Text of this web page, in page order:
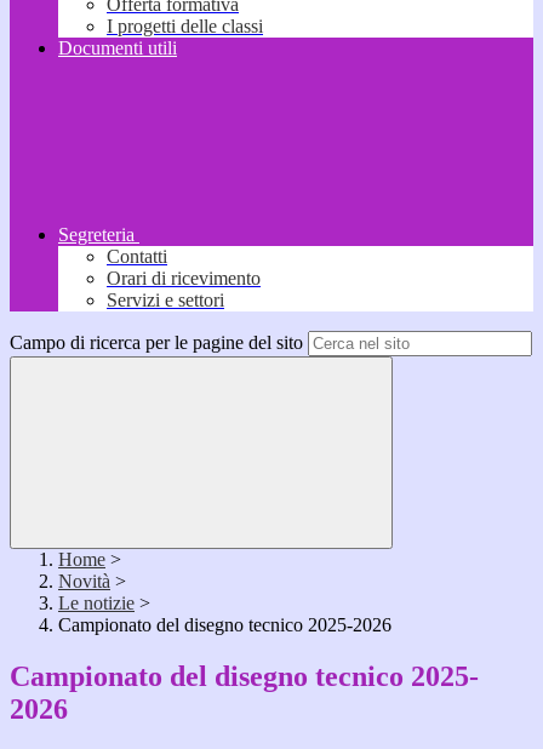
Offerta formativa
I progetti delle classi
Documenti utili
Segreteria
Contatti
Orari di ricevimento
Servizi e settori
Campo di ricerca per le pagine del sito
Home >
Novità >
Le notizie >
Campionato del disegno tecnico 2025-2026
Campionato del disegno tecnico 2025-
2026